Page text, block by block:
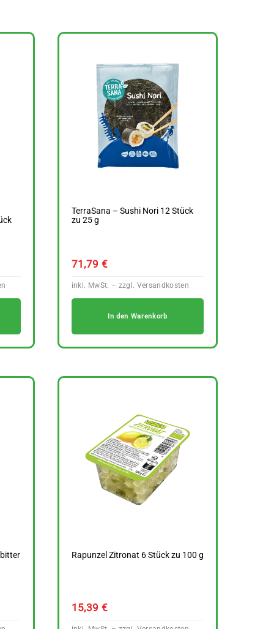
TerraSana – Sushi Nori 12 Stück
zu 25 g
71,79 €
In den Warenkorb
Rapunzel Zitronat 6 Stück zu 100 g
15,39 €